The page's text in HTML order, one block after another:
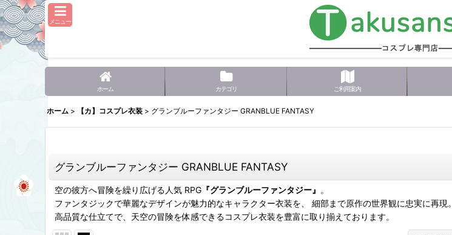
メニュー
ホーム カテゴリ ご利用案内
ホーム > 【カ】コスプレ衣装 > グランブルーファンタジー GRANBLUE FANTASY
グランブルーファンタジー GRANBLUE FANTASY
空の彼方へ冒険を繰り広げる人気 RPG 『グランブルーファンタジー』 。
ファンタジックで華麗なデザインが魅力的なキャラクター衣装を、 細部まで原作の世界観に忠実に再現。
高品質な仕立てで、天空の冒険を体感できるコスプレ衣装を豊富に取り揃えております。